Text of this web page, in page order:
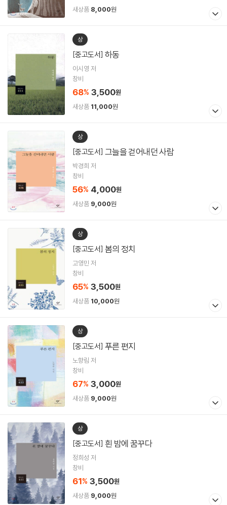
새상품 8,000원
상
[중고도서] 하동
이시영 저
창비
68% 3,500원
새상품 11,000원
상
[중고도서] 그늘을 걷어내던 사람
박경희 저
창비
56% 4,000원
새상품 9,000원
상
[중고도서] 봄의 정치
고영민 저
창비
65% 3,500원
새상품 10,000원
상
[중고도서] 푸른 편지
노향림 저
창비
67% 3,000원
새상품 9,000원
상
[중고도서] 흰 밤에 꿈꾸다
정희성 저
창비
61% 3,500원
새상품 9,000원